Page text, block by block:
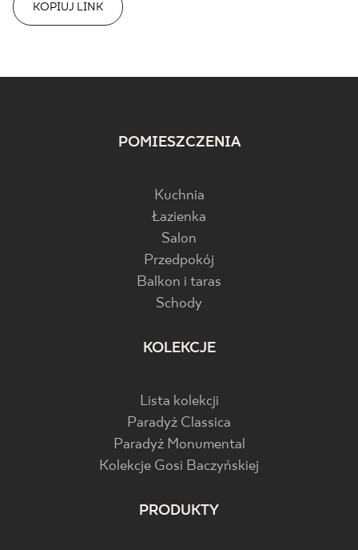
KOPIUJ LINK
POMIESZCZENIA
Kuchnia
Łazienka
Salon
Przedpokój
Balkon i taras
Schody
KOLEKCJE
Lista kolekcji
Paradyż Classica
Paradyż Monumental
Kolekcje Gosi Baczyńskiej
PRODUKTY